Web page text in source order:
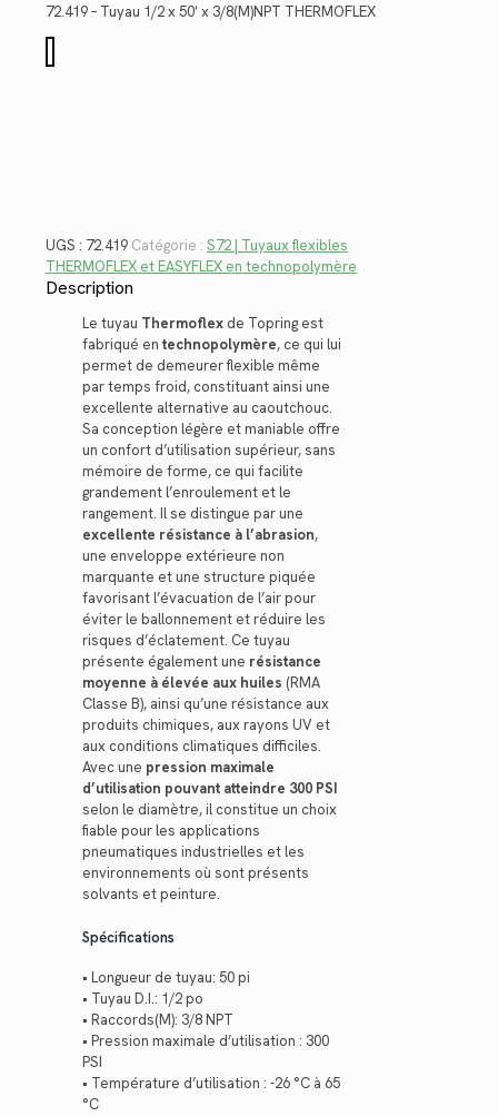
était : est :
72.419 – Tuyau 1/2 x 50′ x 3/8(M)NPT THERMOFLEX
de
UGS : 72.419 Catégorie : S72 | Tuyaux flexibles
THERMOFLEX et EASYFLEX en technopolymère
Description
Le tuyau Thermoflex de Topring est
fabriqué entechnopolymère, ce qui lui
permet de demeurer flexible même
par temps froid, constituant ainsi une
excellente alternative au caoutchouc.
Sa conception légère et maniable offre
un confort d’utilisation supérieur, sans
mémoire de forme, ce qui facilite
grandement l’enroulement et le
rangement. Il se distingue par une
excellente résistance à l’abrasion,
une enveloppe extérieure non
marquante et une structure piquée
favorisant l’évacuation de l’air pour
éviter le ballonnement et réduire les
risques d’éclatement. Ce tuyau
présente également une résistance
moyenne à élevée aux huiles (RMA
Classe B), ainsi qu’une résistance aux
produits chimiques, aux rayons UV et
aux conditions climatiques difficiles.
Avec une pression maximale
d’utilisation pouvant atteindre 300 PSI
selon le diamètre, il constitue un choix
fiable pour les applications
pneumatiques industrielles et les
environnements où sont présents
solvants et peinture.
Spécifications
• Longueur de tuyau: 50 pi
• Tuyau D.I.: 1/2 po
• Raccords(M): 3/8 NPT
• Pression maximale d’utilisation : 300
PSI
• Température d’utilisation : -26 °C à 65
°C